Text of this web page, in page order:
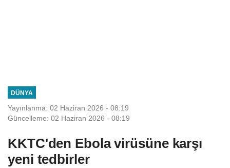
DÜNYA
Yayınlanma: 02 Haziran 2026 - 08:19
Güncelleme: 02 Haziran 2026 - 08:19
KKTC'den Ebola virüsüne karşı
yeni tedbirler